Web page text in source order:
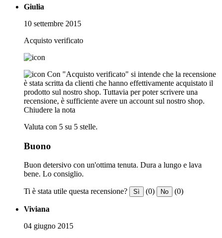
Giulia
10 settembre 2015
Acquisto verificato
Con "Acquisto verificato" si intende che la recensione
è stata scritta da clienti che hanno effettivamente acquistato il
prodotto sul nostro shop. Tuttavia per poter scrivere una
recensione, è sufficiente avere un account sul nostro shop.
Chiudere la nota
Valuta con 5 su 5 stelle.
Buono
Buon detersivo con un'ottima tenuta. Dura a lungo e lava
bene. Lo consiglio.
Ti è stata utile questa recensione? Sì (0) No (0)
Viviana
04 giugno 2015